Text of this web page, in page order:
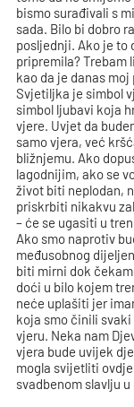
bismo surađivali s
sada. Bilo bi dobro
posljednji. Ako je to
pripremila? Trebam
kao da je danas
Svjetiljka je simbol
simbol ljubavi koja
vjere. Uvjet da
samo vjera, već
bližnjemu. Ako
lagodnijim, ako se
život biti neplodan,
priskrbiti nikakvu
– će se ugasiti u
Ako smo naprotiv
međusobnog
biti mirni dok
doći u bilo kojem
neće uplašiti jer
koja smo činili svaki
vjeru. Neka nam
vjera bude uvijek
mogla svijetliti
svadbenom slavlju u